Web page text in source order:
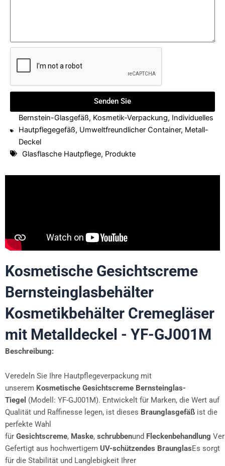
Senden Sie
Bernstein-Glasgefäß, Kosmetik-Verpackung, Individuelles
Hautpflegegefäß, Umweltfreundlicher Container, Metall-
Deckel
Glasflasche Hautpflege, Produkte
Kosmetische Gesichtscreme
Bernsteinglasbehälter
Kosmetikbehälter Cremegläser
mit Metalldeckel - YF-GJ001M
Beschreibung:
Veredeln Sie Ihre Hautpflegeverpackung mit
unserem Kosmetische Gesichtscreme Bernsteinglas-
Tiegel (Modell: YF-GJ001M). Entwickelt für Marken, die Wert auf
Qualität und Raffinesse legen, ist dieses Braunglasgefäß ist die
perfekte Wahl
für Gesichtscreme, Maske, schrubbenund Fleckenbehandlung
Gefertigt aus hochwertigem UV-schützendes BraunglasEs sorgt
für die Stabilität und Langlebigkeit Ihrer